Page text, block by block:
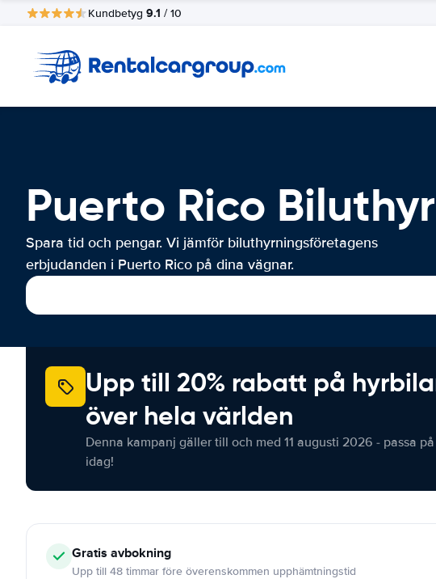
Kundbetyg 9.1 / 10
Puerto Rico
Spara tid och pengar. Vi jämför biluthyrningsföretagens
erbjudanden i Puerto Rico på dina vägnar.
Upp till 20% rabatt på
över hela världen
Denna kampanj gäller till och med 11 augusti 2026 - passa
idag!
Gratis avbokning
Upp till 48 timmar före överenskommen upphämtningstid